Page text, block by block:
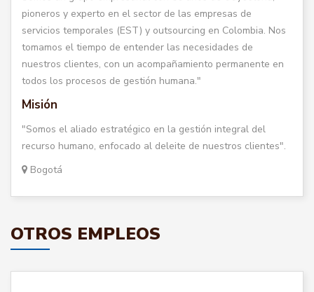
pioneros y experto en el sector de las empresas de
servicios temporales (EST) y outsourcing en Colombia. Nos
tomamos el tiempo de entender las necesidades de
nuestros clientes, con un acompañamiento permanente en
todos los procesos de gestión humana."
Misión
"Somos el aliado estratégico en la gestión integral del
recurso humano, enfocado al deleite de nuestros clientes".
Bogotá
OTROS EMPLEOS